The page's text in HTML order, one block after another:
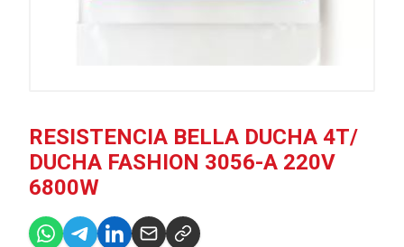
RESISTENCIA BELLA DUCHA 4T/
DUCHA FASHION 3056-A 220V
6800W